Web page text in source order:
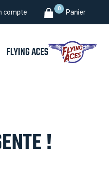
compte 0 Panier
FLYING ACES
!